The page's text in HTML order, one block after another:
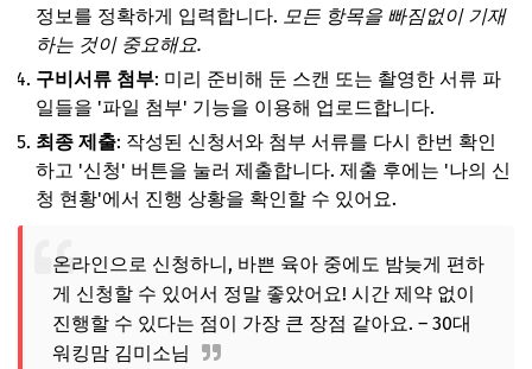
정보를 정확하게 입력합니다. 모든 항목을 빠짐없이 기재
하는 것이 중요해요.
구비서류 첨부: 미리 준비해 둔 스캔 또는 촬영한 서류 파
일들을 '파일 첨부' 기능을 이용해 업로드합니다.
최종 제출: 작성된 신청서와 첨부 서류를 다시 한번 확인
하고 '신청' 버튼을 눌러 제출합니다. 제출 후에는 '나의 신
청 현황'에서 진행 상황을 확인할 수 있어요.
온라인으로 신청하니, 바쁜 육아 중에도 밤늦게 편하
게 신청할 수 있어서 정말 좋았어요! 시간 제약 없이
진행할 수 있다는 점이 가장 큰 장점 같아요. – 30대
워킹맘 김미소님